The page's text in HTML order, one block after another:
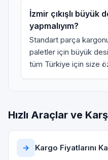
İzmir çıkışlı büyük
yapmalıyım?
Standart parça
paletler için büyük
tüm Türkiye için size
Hızlı Araçlar ve
→ Kargo Fiyatlarını